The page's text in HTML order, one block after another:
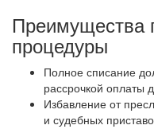
Преимущества
процедуры
Полное списание
рассрочкой оплаты
Избавление от
и судебных